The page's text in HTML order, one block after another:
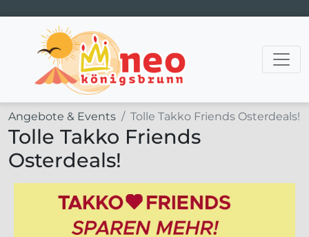
Hauptnavigation
Angebote & Events Tolle Takko Friends Osterdeals!
Tolle Takko Friends
Osterdeals!